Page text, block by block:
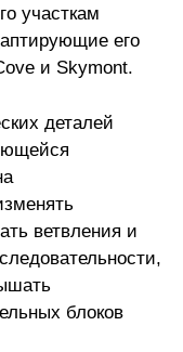
участкам
его
и Skymont.
деталей
ветвления и
блоков